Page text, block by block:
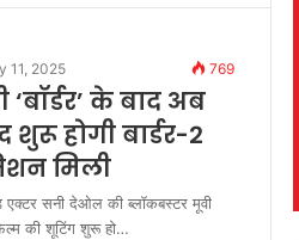
11, 2025 769
के बाद अब
शुरू होगी बार्डर-2
मिली
एक्टर सनी देओल की ब्लॉकबस्टर मूवी
फिल्म की शूटिंग शुरू हो…